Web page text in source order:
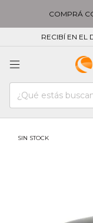
COMPRÁ
RECIBÍ EN EL
SIN STOCK